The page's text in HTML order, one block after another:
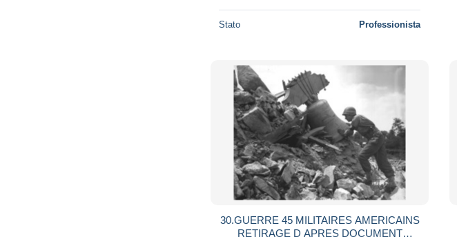
Stato Professionista
30.GUERRE 45 MILITAIRES AMERICAINS
RETIRAGE D APRES DOCUMENT